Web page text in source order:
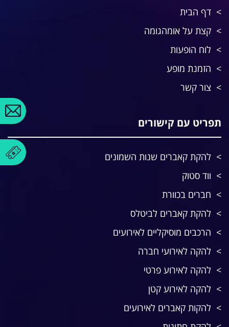
דף הבית
קצת על אומהגומה
לוח הופעות
הזמנת מופע
צור קשר
תפריט עם קישורים
להקת קאברים שנות השמונים
ווד סטוק
חברים בכוורת
להקת קאברים לביטלס
הרכבים מוסיקליים לאירועים
להקה לאירועי חברה
להקה לאירוע פרטי
להקה לאירוע קטן
להקות קאברים לאירועים